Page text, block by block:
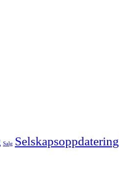
Salg Selskapsoppdatering